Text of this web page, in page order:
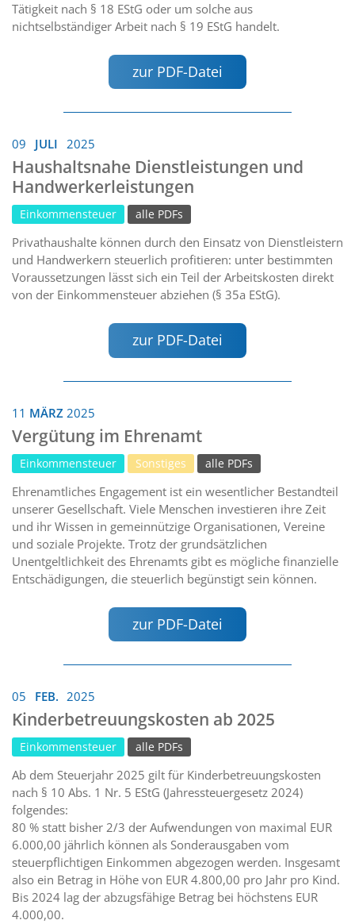
Tätigkeit nach § 18 EStG oder um solche aus
nichtselbständiger Arbeit nach § 19 EStG handelt.
zur PDF-Datei
09 JULI 2025
Haushaltsnahe Dienstleistungen und
Handwerkerleistungen
Einkommensteuer alle PDFs
Privathaushalte können durch den Einsatz von Dienstleistern
und Handwerkern steuerlich profitieren: unter bestimmten
Voraussetzungen lässt sich ein Teil der Arbeitskosten direkt
von der Einkommensteuer abziehen (§ 35a EStG).
zur PDF-Datei
11 MÄRZ 2025
Vergütung im Ehrenamt
Einkommensteuer Sonstiges alle PDFs
Ehrenamtliches Engagement ist ein wesentlicher Bestandteil
unserer Gesellschaft. Viele Menschen investieren ihre Zeit
und ihr Wissen in gemeinnützige Organisationen, Vereine
und soziale Projekte. Trotz der grundsätzlichen
Unentgeltlichkeit des Ehrenamts gibt es mögliche finanzielle
Entschädigungen, die steuerlich begünstigt sein können.
zur PDF-Datei
05 FEB. 2025
Kinderbetreuungskosten ab 2025
Einkommensteuer alle PDFs
Ab dem Steuerjahr 2025 gilt für Kinderbetreuungskosten
nach § 10 Abs. 1 Nr. 5 EStG (Jahressteuergesetz 2024)
folgendes:
80 % statt bisher 2/3 der Aufwendungen von maximal EUR
6.000,00 jährlich können als Sonderausgaben vom
steuerpflichtigen Einkommen abgezogen werden. Insgesamt
also ein Betrag in Höhe von EUR 4.800,00 pro Jahr pro Kind.
Bis 2024 lag der abzugsfähige Betrag bei höchstens EUR
4.000,00.